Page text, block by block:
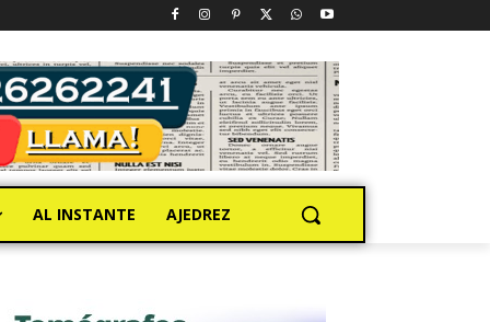
AL INSTANTE AJEDREZ